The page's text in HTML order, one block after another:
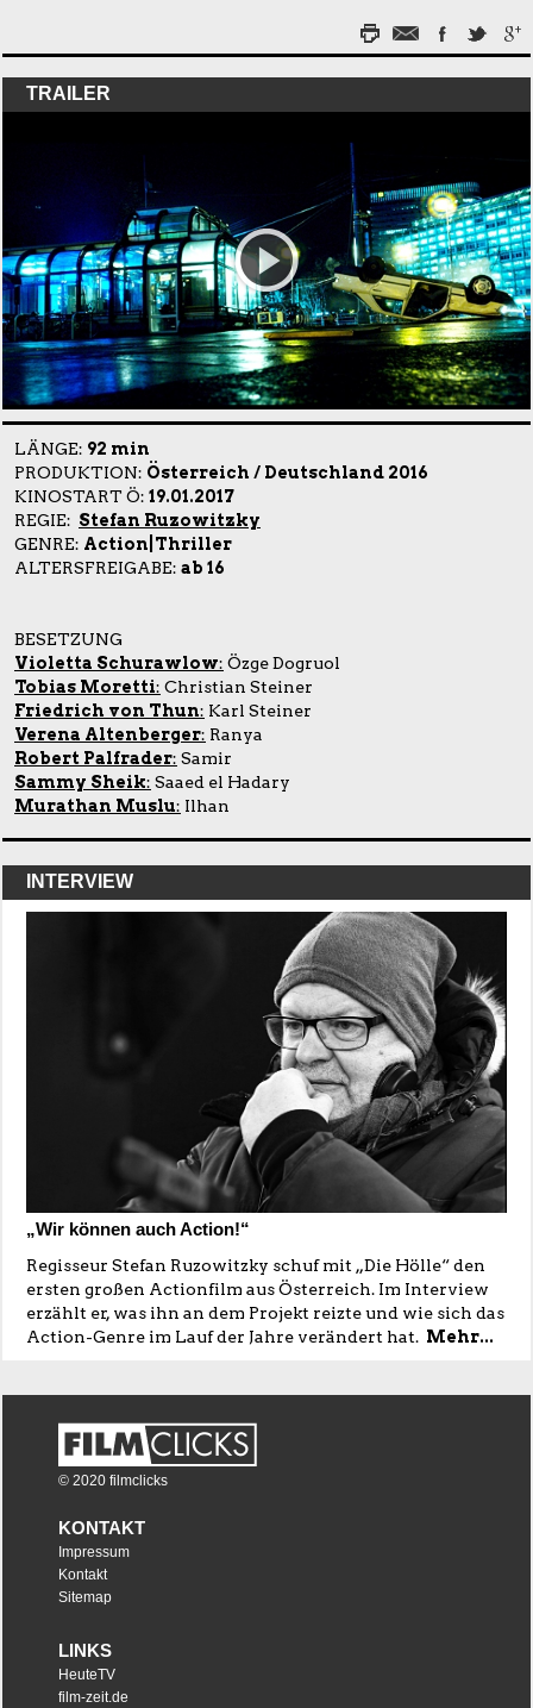
TRAILER
LÄNGE: 92 min
PRODUKTION: Österreich / Deutschland 2016
KINOSTART Ö: 19.01.2017
REGIE: Stefan Ruzowitzky
GENRE: Action|Thriller
ALTERSFREIGABE: ab 16
BESETZUNG
Violetta Schurawlow: Özge Dogruol
Tobias Moretti: Christian Steiner
Friedrich von Thun: Karl Steiner
Verena Altenberger: Ranya
Robert Palfrader: Samir
Sammy Sheik: Saaed el Hadary
Murathan Muslu: Ilhan
INTERVIEW
„Wir können auch Action!“
Regisseur Stefan Ruzowitzky schuf mit „Die Hölle“ den
ersten großen Actionfilm aus Österreich. Im Interview
erzählt er, was ihn an dem Projekt reizte und wie sich das
Action-Genre im Lauf der Jahre verändert hat. Mehr...
© 2020 filmclicks
KONTAKT
Impressum
Kontakt
Sitemap
LINKS
HeuteTV
film-zeit.de